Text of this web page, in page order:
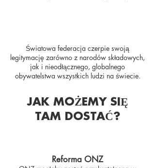
Światowa federacja czerpie swoją
legitymację zarówno z narodów składowych,
jak i nieodłącznego, globalnego
obywatelstwa wszystkich ludzi na świecie.
JAK MOŻEMY SIĘ
TAM DOSTAĆ?
Reforma ONZ